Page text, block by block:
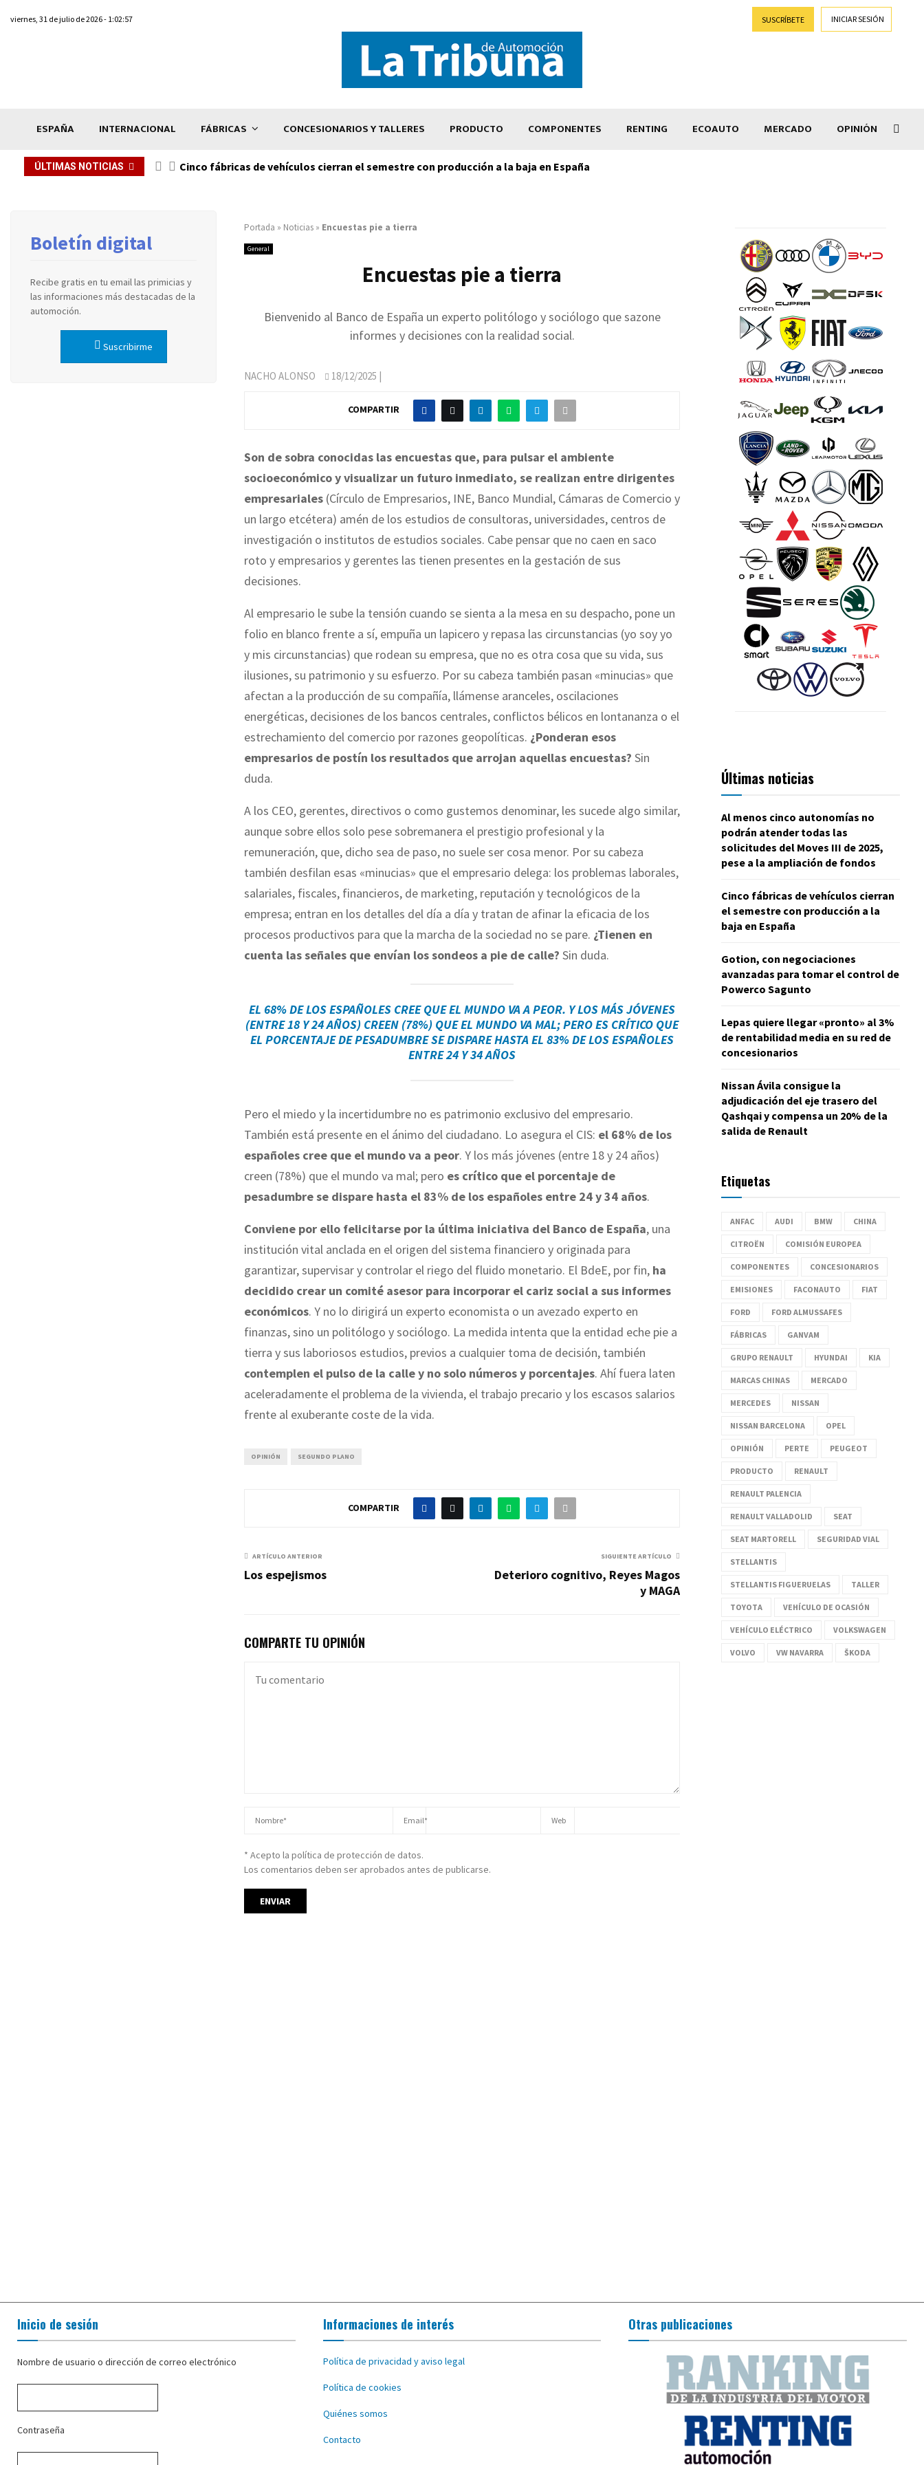
viernes, 31 de julio de 2026 - 1:02:57 SUSCRÍBETE INICIAR SESIÓN
ESPAÑA INTERNACIONAL FÁBRICAS CONCESIONARIOS Y TALLERES PRODUCTO COMPONENTES RENTING ECOAUTO MERCADO OPINIÓN
ÚLTIMAS NOTICIAS Cinco fábricas de vehículos cierran el semestre con producción a la baja en España
Portada » Noticias » Encuestas pie a tierra
General
Encuestas pie a tierra
Bienvenido al Banco de España un experto politólogo y sociólogo que sazone
informes y decisiones con la realidad social.
NACHO ALONSO 18/12/2025 |
COMPARTIR
Son de sobra conocidas las encuestas que, para pulsar el ambiente
socioeconómico y visualizar un futuro inmediato, se realizan entre dirigentes
empresariales (Círculo de Empresarios, INE, Banco Mundial, Cámaras de Comercio y
un largo etcétera) amén de los estudios de consultoras, universidades, centros de
investigación o institutos de estudios sociales. Cabe pensar que no caen en saco
roto y empresarios y gerentes las tienen presentes en la gestación de sus
decisiones.
Al empresario le sube la tensión cuando se sienta a la mesa en su despacho, pone un
folio en blanco frente a sí, empuña un lapicero y repasa las circunstancias (yo soy yo
y mis circunstancias) que rodean su empresa, que no es otra cosa que su vida, sus
ilusiones, su patrimonio y su esfuerzo. Por su cabeza también pasan «minucias» que
afectan a la producción de su compañía, llámense aranceles, oscilaciones
energéticas, decisiones de los bancos centrales, conflictos bélicos en lontananza o el
estrechamiento del comercio por razones geopolíticas. ¿Ponderan esos
empresarios de postín los resultados que arrojan aquellas encuestas? Sin
duda.
A los CEO, gerentes, directivos o como gustemos denominar, les sucede algo similar,
aunque sobre ellos solo pese sobremanera el prestigio profesional y la
remuneración, que, dicho sea de paso, no suele ser cosa menor. Por su cabeza
también desfilan esas «minucias» que el empresario delega: los problemas laborales,
salariales, fiscales, financieros, de marketing, reputación y tecnológicos de la
empresa; entran en los detalles del día a día y tratan de afinar la eficacia de los
procesos productivos para que la marcha de la sociedad no se pare. ¿Tienen en
cuenta las señales que envían los sondeos a pie de calle? Sin duda.
EL 68% DE LOS ESPAÑOLES CREE QUE EL MUNDO VA A PEOR. Y LOS MÁS JÓVENES
(ENTRE 18 Y 24 AÑOS) CREEN (78%) QUE EL MUNDO VA MAL; PEROES CRÍTICO QUE
EL PORCENTAJE DE PESADUMBRE SE DISPARE HASTA EL 83% DE LOS ESPAÑOLES
ENTRE 24 Y 34 AÑOS
Pero el miedo y la incertidumbre no es patrimonio exclusivo del empresario.
También está presente en el ánimo del ciudadano. Lo asegura el CIS: el 68% de los
españoles cree que el mundo va a peor. Y los más jóvenes (entre 18 y 24 años)
creen (78%) que el mundo va mal; pero es crítico que el porcentaje de
pesadumbre se dispare hasta el 83% de los españoles entre 24 y 34 años.
Conviene por ello felicitarse por la última iniciativa del Banco de España, una
institución vital anclada en el origen del sistema financiero y originada para
garantizar, supervisar y controlar el riego del fluido monetario. El BdeE, por fin, ha
decidido crear un comité asesor para incorporar el cariz social a sus informes
económicos. Y no lo dirigirá un experto economista o un avezado experto en
finanzas, sino un politólogo y sociólogo. La medida intenta que la entidad eche pie a
tierra y sus laboriosos estudios, previos a cualquier toma de decisión, también
contemplen el pulso de la calle y no solo números y porcentajes. Ahí fuera laten
aceleradamente el problema de la vivienda, el trabajo precario y los escasos salarios
frente al exuberante coste de la vida.
OPINIÓN SEGUNDO PLANO
COMPARTIR
ARTÍCULO ANTERIOR
Los espejismos
SIGUIENTE ARTÍCULO
Deterioro cognitivo, Reyes Magos
y MAGA
COMPARTE TU OPINIÓN
* Acepto la política de protección de datos.
Los comentarios deben ser aprobados antes de publicarse.
Boletín digital
Recibe gratis en tu email las primicias y
las informaciones más destacadas de la
automoción.
Suscribirme
Últimas noticias
Al menos cinco autonomías no
podrán atender todas las
solicitudes del Moves III de 2025,
pese a la ampliación de fondos
Cinco fábricas de vehículos cierran
el semestre con producción a la
baja en España
Gotion, con negociaciones
avanzadas para tomar el control de
Powerco Sagunto
Lepas quiere llegar «pronto» al 3%
de rentabilidad media en su red de
concesionarios
Nissan Ávila consigue la
adjudicación del eje trasero del
Qashqai y compensa un 20% de la
salida de Renault
Etiquetas
ANFAC AUDI BMW CHINA
CITROËN COMISIÓN EUROPEA
COMPONENTES CONCESIONARIOS
EMISIONES FACONAUTO FIAT
FORD FORD ALMUSSAFES
FÁBRICAS GANVAM
GRUPO RENAULT HYUNDAI KIA
MARCAS CHINAS MERCADO
MERCEDES NISSAN
NISSAN BARCELONA OPEL
OPINIÓN PERTE PEUGEOT
PRODUCTO RENAULT
RENAULT PALENCIA
RENAULT VALLADOLID SEAT
SEAT MARTORELL SEGURIDAD VIAL
STELLANTIS
STELLANTIS FIGUERUELAS TALLER
TOYOTA VEHÍCULO DE OCASIÓN
VEHÍCULO ELÉCTRICO VOLKSWAGEN
VOLVO VW NAVARRA ŠKODA
Inicio de sesión
Nombre de usuario o dirección de correo electrónico
Contraseña
Informaciones de interés
Política de privacidad y aviso legal
Política de cookies
Quiénes somos
Contacto
Otras publicaciones